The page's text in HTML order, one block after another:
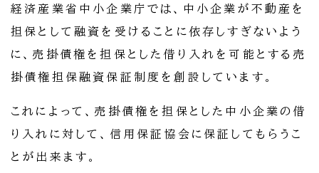
経済産業省中小企業庁では、中小企業が不動産を
担保として融資を受けることに依存しすぎないよう
に、売掛債権を担保とした借り入れを可能とする売
掛債権担保融資保証制度を創設しています。
これによって、売掛債権を担保とした中小企業の借
り入れに対して、信用保証協会に保証してもらうこ
とが出来ます。